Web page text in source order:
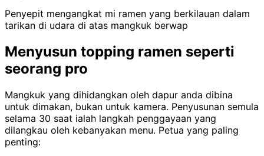
Penyepit mengangkat mi ramen yang berkilauan dalam
tarikan di udara di atas mangkuk berwap
Menyusun topping ramen seperti
seorang pro
Mangkuk yang dihidangkan oleh dapur anda dibina
untuk dimakan, bukan untuk kamera. Penyusunan semula
selama 30 saat ialah langkah penggayaan yang
dilangkau oleh kebanyakan menu. Petua yang paling
penting: